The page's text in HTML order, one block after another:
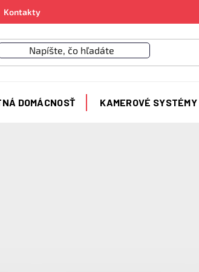
Kontakty
DOMÁCNOSŤ KAMEROVÉ SYSTÉMY